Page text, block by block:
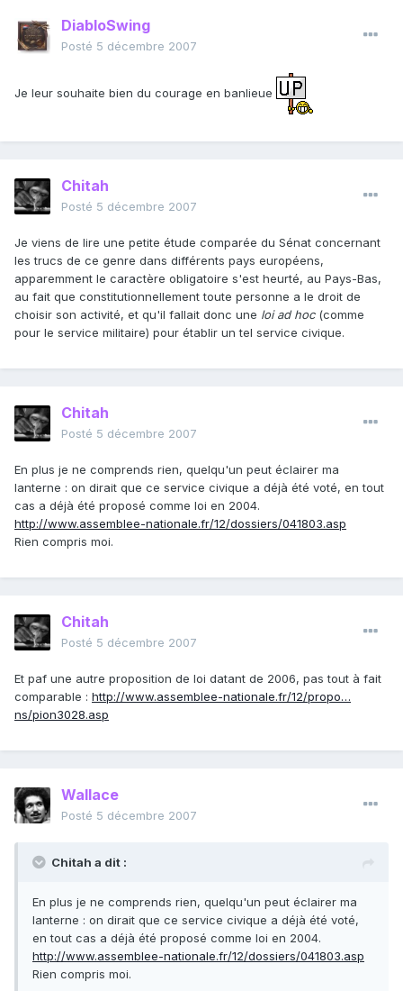
DiabloSwing
Posté 5 décembre 2007
Je leur souhaite bien du courage en banlieue
Chitah
Posté 5 décembre 2007
Je viens de lire une petite étude comparée du Sénat concernant
les trucs de ce genre dans différents pays européens,
apparemment le caractère obligatoire s'est heurté, au Pays-Bas,
au fait que constitutionnellement toute personne a le droit de
choisir son activité, et qu'il fallait donc une loi ad hoc(comme
pour le service militaire) pour établir un tel service civique.
Chitah
Posté 5 décembre 2007
En plus je ne comprends rien, quelqu'un peut éclairer ma
lanterne : on dirait que ce service civique a déjà été voté, en tout
cas a déjà été proposé comme loi en 2004.
http://www.assemblee-nationale.fr/12/dossiers/041803.asp
Rien compris moi.
Chitah
Posté 5 décembre 2007
Et paf une autre proposition de loi datant de 2006, pas tout à fait
comparable : http://www.assemblee-nationale.fr/12/propo…
ns/pion3028.asp
Wallace
Posté 5 décembre 2007
Chitah a dit :
En plus je ne comprends rien, quelqu'un peut éclairer ma
lanterne : on dirait que ce service civique a déjà été voté,
en tout cas a déjà été proposé comme loi en 2004.
http://www.assemblee-nationale.fr/12/dossiers/041803.asp
Rien compris moi.